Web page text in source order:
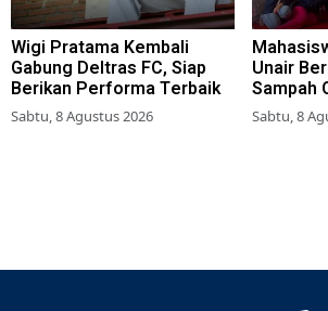
Wigi Pratama Kembali
Gabung Deltras FC, Siap
Berikan Performa Terbaik
Sabtu, 8 Agustus 2026
Unair
Sampah
Sabtu, 8